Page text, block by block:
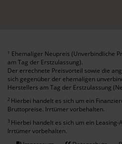
1 Ehemaliger Neupreis (Unverbindliche
am Tag der Erstzulassung).
Der errechnete Preisvorteil sowie die
sich gegenüber der ehemaligen
Herstellers am Tag der Erstzulassung
2 Hierbei handelt es sich um ein
Bruttopreise. Irrtümer vorbehalten.
3 Hierbei handelt es sich um ein
Irrtümer vorbehalten.